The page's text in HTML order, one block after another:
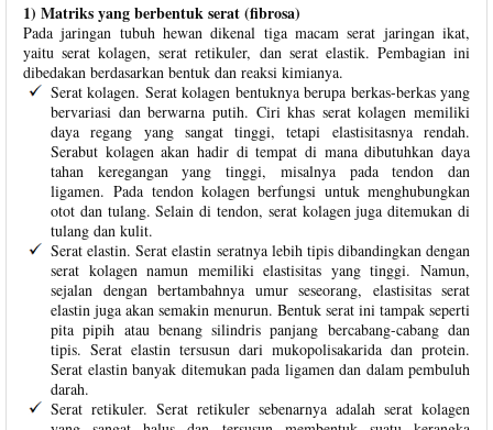
1) Matriks yang berbentuk serat (fibrosa)
Pada jaringan tubuh hewan dikenal tiga macam serat jaringan ikat,
yaitu serat kolagen, serat retikuler, dan serat elastik. Pembagian ini
dibedakan berdasarkan bentuk dan reaksi kimianya.
Serat kolagen. Serat kolagen bentuknya berupa berkas-berkas yang
bervariasi dan berwarna putih. Ciri khas serat kolagen memiliki
daya regang yang sangat tinggi, tetapi elastisitasnya rendah.
Serabut kolagen akan hadir di tempat di mana dibutuhkan daya
tahan keregangan yang tinggi, misalnya pada tendon dan
ligamen. Pada tendon kolagen berfungsi untuk menghubungkan
otot dan tulang. Selain di tendon, serat kolagen juga ditemukan di
tulang dan kulit.
Serat elastin. Serat elastin seratnya lebih tipis dibandingkan dengan
serat kolagen namun memiliki elastisitas yang tinggi. Namun,
sejalan dengan bertambahnya umur seseorang, elastisitas serat
elastin juga akan semakin menurun. Bentuk serat ini tampak seperti
pita pipih atau benang silindris panjang bercabang-cabang dan
tipis. Serat elastin tersusun dari mukopolisakarida dan protein.
Serat elastin banyak ditemukan pada ligamen dan dalam pembuluh
darah.
Serat retikuler. Serat retikuler sebenarnya adalah serat kolagen